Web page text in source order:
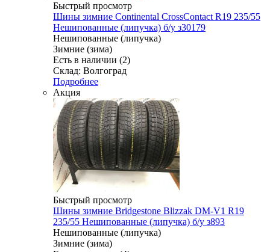
Быстрый просмотр
Шины зимние Continental CrossContact R19 235/55
Нешипованные (липучка) б/у з30179
Нешипованные (липучка)
Зимние (зима)
Есть в наличии (2)
Склад: Волгоград
Подробнее
Акция
Быстрый просмотр
Шины зимние Bridgestone Blizzak DM-V1 R19
235/55 Нешипованные (липучка) б/у з893
Нешипованные (липучка)
Зимние (зима)